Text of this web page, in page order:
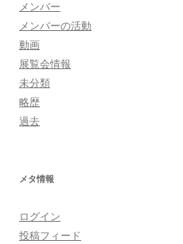
メンバー
メンバーの活動
動画
展覧会情報
未分類
略歴
過去
メタ情報
ログイン
投稿フィード